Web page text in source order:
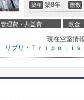
築年 築8年 階数
管理費・共益費 敷金
現在空室情
リブリ・Ｔｒｉｐｏｌｉ